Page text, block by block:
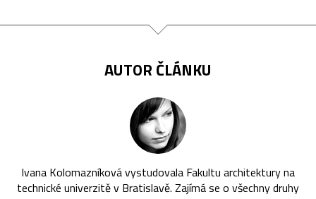
AUTOR ČLÁNKU
Ivana Kolomazníková vystudovala Fakultu architektury na
technické univerzitě v Bratislavě. Zajímá se o všechny druhy